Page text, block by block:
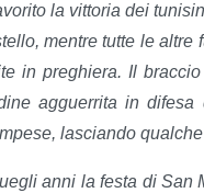
la vittoria dei
mentre tutte le
in preghiera. Il
agguerrita in
lasciando
anni la festa di San